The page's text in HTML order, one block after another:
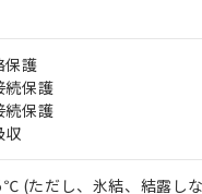
保護
続保護
続保護
収
(ただし、氷結、結露し
以下の条件をお読みい
非該当品：ライセンス
仕入先様の事情により
があります。
六価クロム(Cr(Ⅵ)) 1000ppm以
「○」：最大均質材料含
「×」：最大均質材料含
*中国RoHS10物質の基準値
記
号
説明